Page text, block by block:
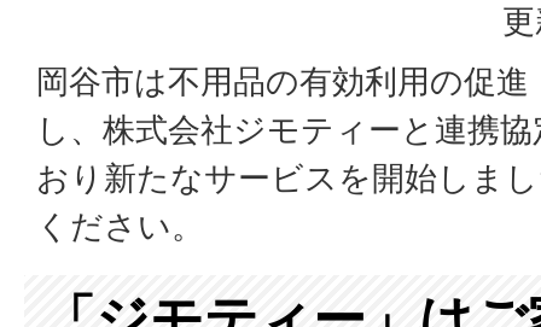
岡谷市は不用品の有効利用の促
し、株式会社ジモティーと連携
おり新たなサービスを開始しま
ください。